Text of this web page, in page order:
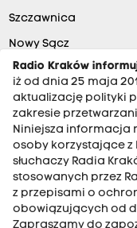
Szczawnica
Nowy Sącz
RADIO KRAKÓW SA.
Kraków
Radio Kraków
iż od dnia 25 maja
aktualizację polityki
zakresie
Niniejsza informacja
osoby korzystające z
słuchaczy Radia
stosowanych przez
z przepisami o
obowiązujących od
Zapraszamy do